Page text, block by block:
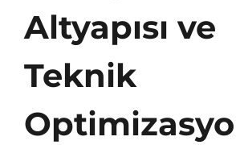
Altyapısı ve
Teknik